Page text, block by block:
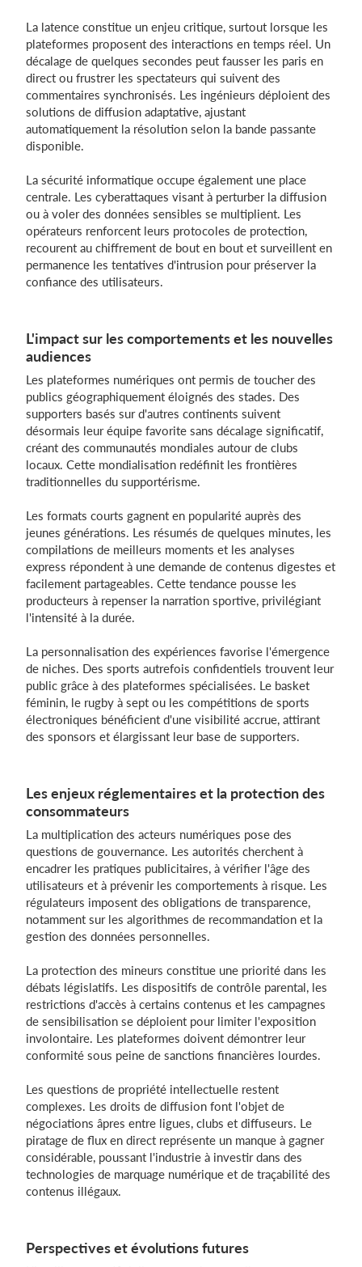
La latence constitue un enjeu critique, surtout lorsque les
plateformes proposent des interactions en temps réel. Un
décalage de quelques secondes peut fausser les paris en
direct ou frustrer les spectateurs qui suivent des
commentaires synchronisés. Les ingénieurs déploient des
solutions de diffusion adaptative, ajustant
automatiquement la résolution selon la bande passante
disponible.
La sécurité informatique occupe également une place
centrale. Les cyberattaques visant à perturber la diffusion
ou à voler des données sensibles se multiplient. Les
opérateurs renforcent leurs protocoles de protection,
recourent au chiffrement de bout en bout et surveillent en
permanence les tentatives d'intrusion pour préserver la
confiance des utilisateurs.
L'impact sur les comportements et les nouvelles
audiences
Les plateformes numériques ont permis de toucher des
publics géographiquement éloignés des stades. Des
supporters basés sur d'autres continents suivent
désormais leur équipe favorite sans décalage significatif,
créant des communautés mondiales autour de clubs
locaux. Cette mondialisation redéfinit les frontières
traditionnelles du supportérisme.
Les formats courts gagnent en popularité auprès des
jeunes générations. Les résumés de quelques minutes, les
compilations de meilleurs moments et les analyses
express répondent à une demande de contenus digestes et
facilement partageables. Cette tendance pousse les
producteurs à repenser la narration sportive, privilégiant
l'intensité à la durée.
La personnalisation des expériences favorise l'émergence
de niches. Des sports autrefois confidentiels trouvent leur
public grâce à des plateformes spécialisées. Le basket
féminin, le rugby à sept ou les compétitions de sports
électroniques bénéficient d'une visibilité accrue, attirant
des sponsors et élargissant leur base de supporters.
Les enjeux réglementaires et la protection des
consommateurs
La multiplication des acteurs numériques pose des
questions de gouvernance. Les autorités cherchent à
encadrer les pratiques publicitaires, à vérifier l'âge des
utilisateurs et à prévenir les comportements à risque. Les
régulateurs imposent des obligations de transparence,
notamment sur les algorithmes de recommandation et la
gestion des données personnelles.
La protection des mineurs constitue une priorité dans les
débats législatifs. Les dispositifs de contrôle parental, les
restrictions d'accès à certains contenus et les campagnes
de sensibilisation se déploient pour limiter l'exposition
involontaire. Les plateformes doivent démontrer leur
conformité sous peine de sanctions financières lourdes.
Les questions de propriété intellectuelle restent
complexes. Les droits de diffusion font l'objet de
négociations âpres entre ligues, clubs et diffuseurs. Le
piratage de flux en direct représente un manque à gagner
considérable, poussant l'industrie à investir dans des
technologies de marquage numérique et de traçabilité des
contenus illégaux.
Perspectives et évolutions futures